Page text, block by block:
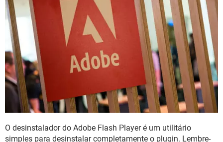
O desinstalador do Adobe Flash Player é um utilitário
simples para desinstalar completamente o plugin. Lembre-